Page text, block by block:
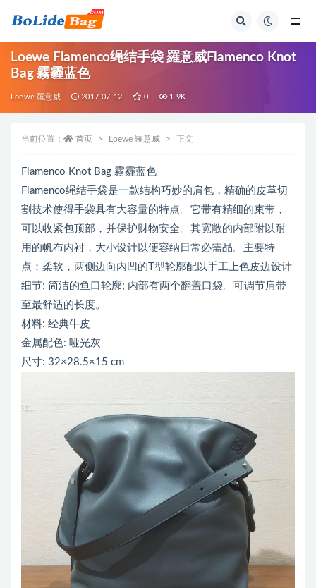
Loewe Flamenco绳结手袋 羅意威Flamenco Knot
Bag 霧霾蓝色
Loewe 羅意威 2017-07-12 0 1.9K
当前位置： 首页 Loewe 羅意威 正文
Flamenco Knot Bag 霧霾蓝色
Flamenco绳结手袋是一款结构巧妙的肩包，精确的皮革切
割技术使得手袋具有大容量的特点。它带有精细的束带，
可以收紧包顶部，并保护财物安全。其宽敞的内部附以耐
用的帆布内衬，大小设计以便容纳日常必需品。主要特
点：柔软，两侧边向内凹的T型轮廓配以手工上色皮边设计
细节; 简洁的鱼口轮廓; 内部有两个翻盖口袋。可调节肩带
至最舒适的长度。
材料: 经典牛皮
金属配色: 哑光灰
尺寸: 32×28.5×15 cm